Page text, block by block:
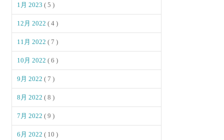
1月 2023( 5 )
12月 2022( 4 )
11月 2022( 7 )
10月 2022( 6 )
9月 2022( 7 )
8月 2022( 8 )
7月 2022( 9 )
6月 2022( 10 )